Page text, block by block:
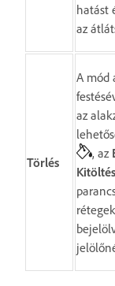
hatást
az
Törlés
A mód
az
, az
Kitöltés